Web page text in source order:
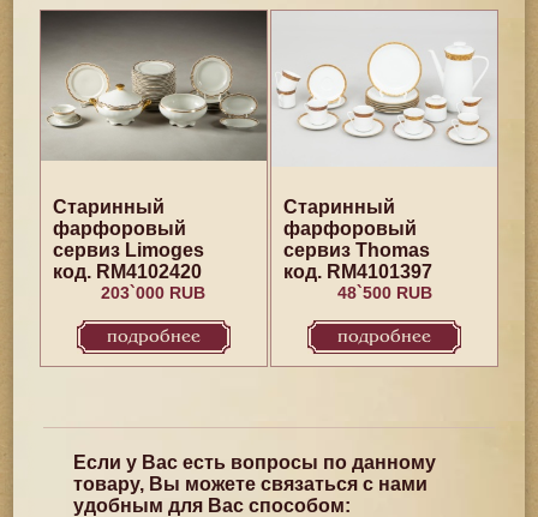
Старинный
фарфоровый
сервиз Limoges
код. RM4102420
203`000 RUB
подробнее
Старинный
фарфоровый
сервиз Thomas
код. RM4101397
48`500 RUB
подробнее
Если у Вас есть вопросы по данному
товару, Вы можете связаться с нами
удобным для Вас способом: